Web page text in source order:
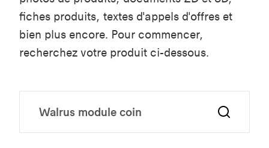
fiches produits, textes d'appels d'offres et
bien plus encore. Pour commencer,
recherchez votre produit ci-dessous.